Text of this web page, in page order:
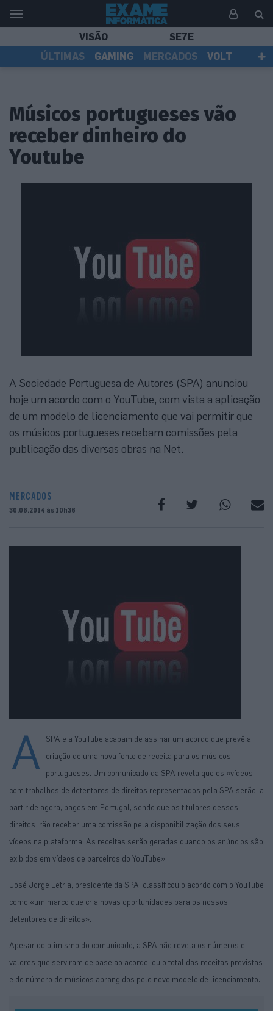
VISÃO
SE7E
ÚLTIMAS
GAMING MERCADOS
VOLT
Músicos portugueses vão
receber dinheiro do
Youtube
A Sociedade Portuguesa de Autores (SPA) anunciou
hoje um acordo com o YouTube, com vista a aplicação
de um modelo de licenciamento que vai permitir que
os músicos portugueses recebam comissões pela
publicação das diversas obras na Net.
MERCADOS
30.06.2014 às 10h36
A
SPA e a YouTube acabam de assinar um acordo que prevê a
criação de uma nova fonte de receita para os músicos
portugueses. Um comunicado da SPA revela que os «vídeos
com trabalhos de detentores de direitos representados pela SPA serão, a
partir de agora, pagos em Portugal, sendo que os titulares desses
direitos irão receber uma comissão pela disponibilização dos seus
vídeos na plataforma. As receitas serão geradas quando os anúncios são
exibidos em vídeos de parceiros do YouTube».
José Jorge Letria, presidente da SPA, classificou o acordo com o YouTube
como «um marco que cria novas oportunidades para os nossos
detentores de direitos».
Apesar do otimismo do comunicado, a SPA não revela os números e
valores que serviram de base ao acordo, ou o total das receitas previstas
e do número de músicos abrangidos pelo novo modelo de licenciamento.